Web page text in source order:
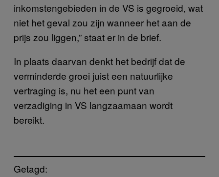
inkomstengebieden in de VS is gegroeid, wat
niet het geval zou zijn wanneer het aan de
prijs zou liggen,” staat er in de brief.
In plaats daarvan denkt het bedrijf dat de
verminderde groei juist een natuurlijke
vertraging is, nu het een punt van
verzadiging in VS langzaamaan wordt
bereikt.
Getagd: